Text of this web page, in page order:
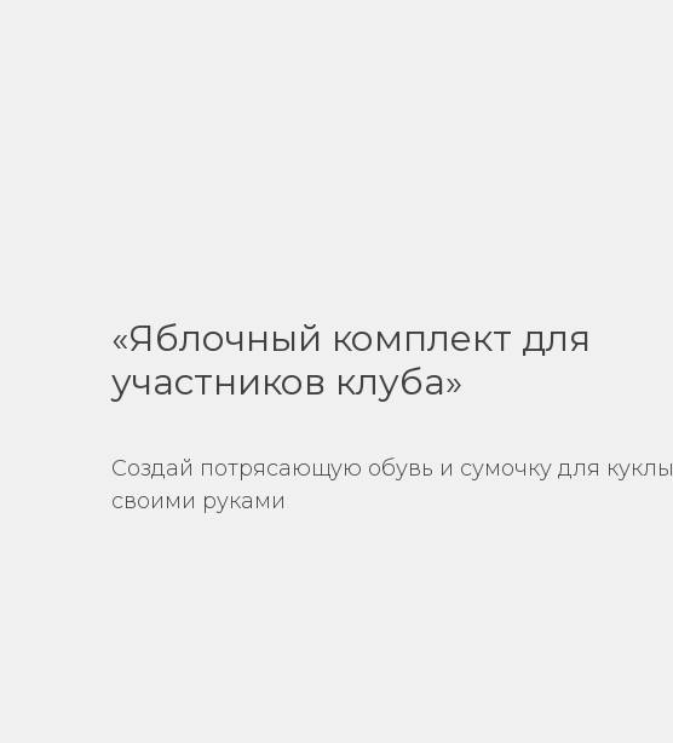
«Яблочный комплект для
участников клуба»
Создай потрясающую обувь и сумочку для куклы
своими руками